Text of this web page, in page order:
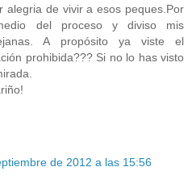
alegria de vivir a esos peques.Por
del proceso y diviso mis
A propósito ya viste el
prohibida??? Si no lo has visto
de 2012 a las 15:56